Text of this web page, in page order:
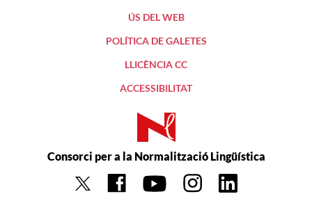
ÚS DEL WEB
POLÍTICA DE GALETES
LLICÈNCIA CC
ACCESSIBILITAT
Consorci per a la Normalització Lingüística